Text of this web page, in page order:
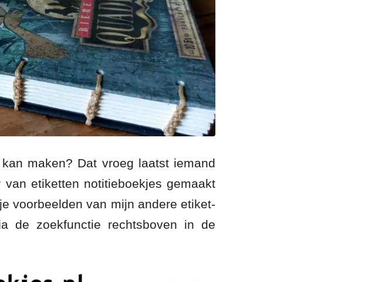
maken? Dat vroeg laatst iemand
etiketten notitieboekjes gemaakt
voorbeelden van mijn andere etiket-
de zoekfunctie rechtsboven in de